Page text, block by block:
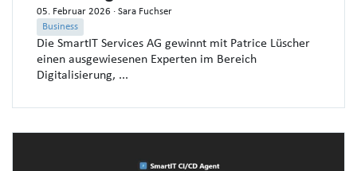
05. Februar 2026 · Sara Fuchser
Business
Die SmartIT Services AG gewinnt mit Patrice Lüscher
einen ausgewiesenen Experten im Bereich
Digitalisierung, ...